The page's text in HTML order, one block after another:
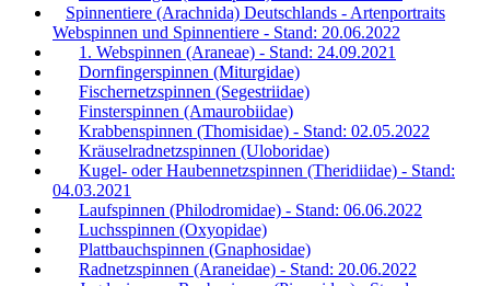
Spinnentiere (Arachnida) Deutschlands - Artenportraits
Webspinnen und Spinnentiere - Stand: 20.06.2022
1. Webspinnen (Araneae) - Stand: 24.09.2021
Dornfingerspinnen (Miturgidae)
Fischernetzspinnen (Segestriidae)
Finsterspinnen (Amaurobiidae)
Krabbenspinnen (Thomisidae) - Stand: 02.05.2022
Kräuselradnetzspinnen (Uloboridae)
Kugel- oder Haubennetzspinnen (Theridiidae) - Stand:
04.03.2021
Laufspinnen (Philodromidae) - Stand: 06.06.2022
Luchsspinnen (Oxyopidae)
Plattbauchspinnen (Gnaphosidae)
Radnetzspinnen (Araneidae) - Stand: 20.06.2022